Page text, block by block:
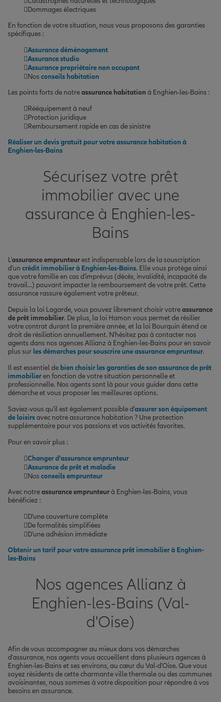
Dommages électriques
En fonction de votre situation, nous vous proposons des garanties
spécifiques :
Assurance déménagement
Assurance studio
Assurance propriétaire non occupant
Nos conseils habitation
Les points forts de notreassurance habitation à Enghien-les-Bains :
Rééquipement à neuf
Protection juridique
Remboursement rapide en cas de sinistre
Réaliser un devis gratuit pour votre assurance habitation à
Enghien-les-Bains
Sécurisez votre prêt
immobilier avec une
assurance à Enghien-les-
Bains
L'assurance emprunteurest indispensable lors de la souscription
d'un crédit immobilier à Enghien-les-Bains. Elle vous protège ainsi
que votre famille en cas d'imprévus (décès, invalidité, incapacité de
travail...) pouvant impacter le remboursement de votre prêt. Cette
assurance rassure également votre prêteur.
Depuis la loi Lagarde, vous pouvez librement choisir votreassurance
de prêt immobilier. De plus, la loi Hamon vous permet de résilier
votre contrat durant la première année, et la loi Bourquin étend ce
droit de résiliation annuellement. N'hésitez pas à contacter nos
agents dans nos agences Allianz à Enghien-les-Bains pour en savoir
plus sur les démarches pour souscrire une assurance emprunteur.
Il est essentiel de bien choisir les garanties de son assurance de prêt
immobilieren fonction de votre situation personnelle et
professionnelle. Nos agents sont là pour vous guider dans cette
démarche et vous proposer les meilleures options.
Saviez-vous qu'il est également possible d'assurer son équipement
de loisirsavec notre assurance habitation ? Une protection
supplémentaire pour vos passions et vos activités favorites.
Pour en savoir plus :
Changer d'assurance emprunteur
Assurance de prêt et maladie
Nos conseils emprunteur
Avec notreassurance emprunteurà Enghien-les-Bains, vous
bénéficiez :
D'une couverture complète
De formalités simplifiées
D'une adhésion immédiate
Obtenir un tarif pour votre assurance prêt immobilier à Enghien-
les-Bains
Nos agences Allianz à
Enghien-les-Bains (Val-
d'Oise)
Afin de vous accompagner au mieux dans vos démarches
d'assurance, nos agents vous accueillent dans plusieurs agences à
Enghien-les-Bains et ses environs, au cœur du Val-d'Oise. Que vous
soyez résidents de cette charmante ville thermale ou des communes
avoisinantes, nous sommes à votre disposition pour répondre à vos
besoins en assurance.